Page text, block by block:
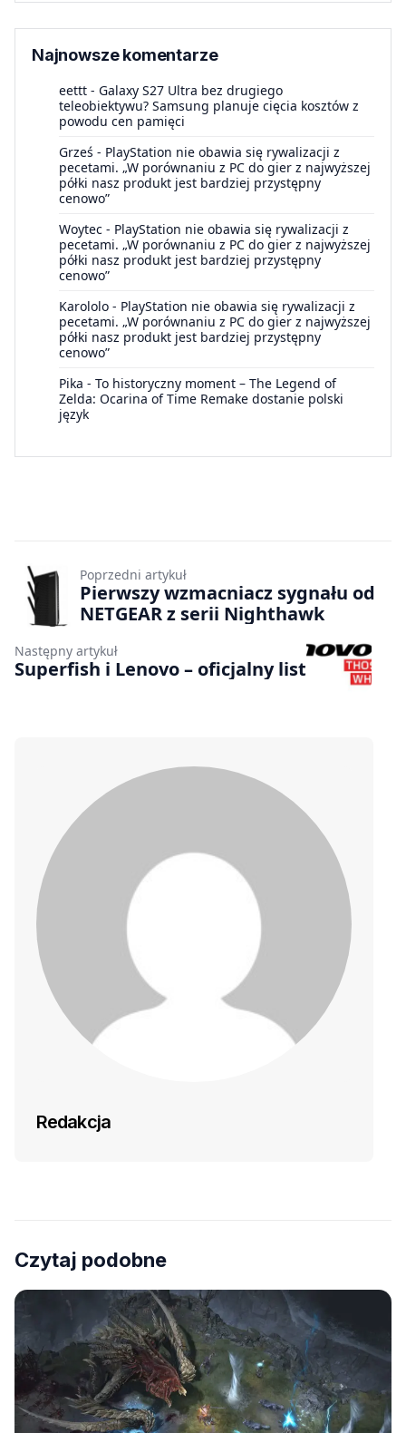
Najnowsze komentarze
eettt - Galaxy S27 Ultra bez drugiego
teleobiektywu? Samsung planuje cięcia kosztów z
powodu cen pamięci
Grześ - PlayStation nie obawia się rywalizacji z
pecetami. „W porównaniu z PC do gier z najwyższej
półki nasz produkt jest bardziej przystępny
cenowo”
Woytec - PlayStation nie obawia się rywalizacji z
pecetami. „W porównaniu z PC do gier z najwyższej
półki nasz produkt jest bardziej przystępny
cenowo”
Karololo - PlayStation nie obawia się rywalizacji z
pecetami. „W porównaniu z PC do gier z najwyższej
półki nasz produkt jest bardziej przystępny
cenowo”
Pika - To historyczny moment – The Legend of
Zelda: Ocarina of Time Remake dostanie polski
język
Poprzedni artykuł
Pierwszy wzmacniacz sygnału od
NETGEAR z serii Nighthawk
Następny artykuł
Superfish i Lenovo – oficjalny list
Redakcja
Czytaj podobne